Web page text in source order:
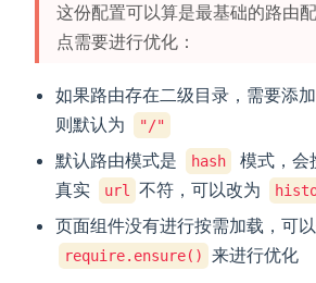
这份配置可以算是最基础的路由
点需要进行优化：
如果路由存在二级目录，需要添
则默认为
"/"
默认路由模式是 hash
模式，会
真实
url 不符，可以改为
页面组件没有进行按需加载，可
require.ensure() 来进行优化